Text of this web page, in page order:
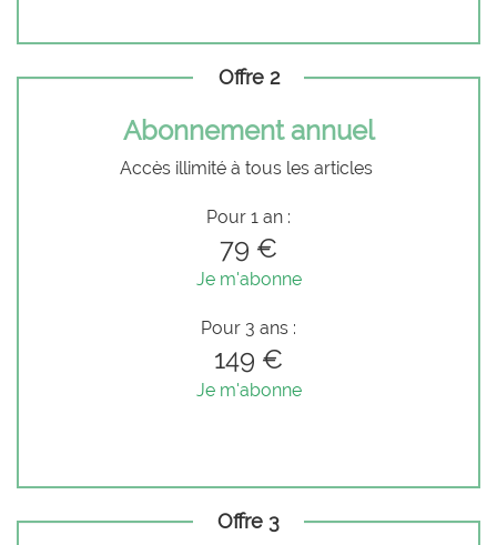
Offre 2
Abonnement annuel
Accès illimité à tous les articles
Pour 1 an :
79 €
Je m'abonne
Pour 3 ans :
149 €
Je m'abonne
Offre 3